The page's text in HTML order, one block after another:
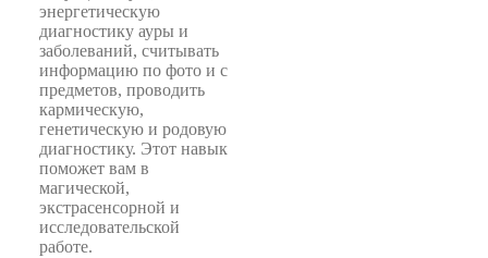
энергетическую
диагностику ауры и
заболеваний, считывать
информацию по фото и с
предметов, проводить
кармическую,
генетическую и родовую
диагностику. Этот навык
поможет вам в
магической,
экстрасенсорной и
исследовательской
работе.